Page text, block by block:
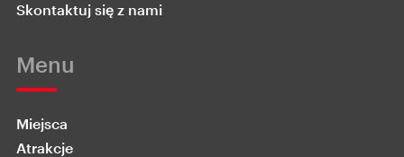
Skontaktuj się z nami
Menu
Miejsca
Atrakcje